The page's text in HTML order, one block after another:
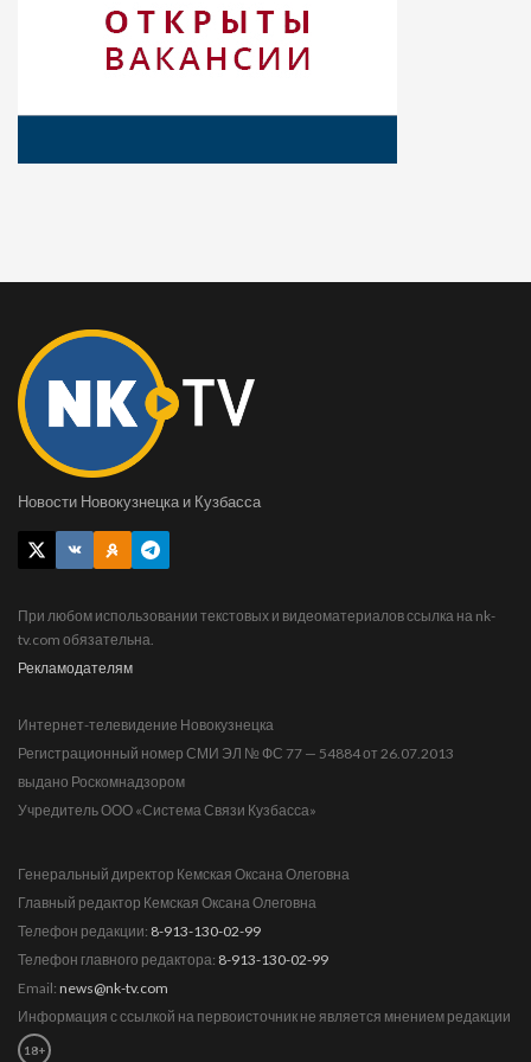
Новости Новокузнецка и Кузбасса
При любом использовании текстовых и видеоматериалов ссылка на nk-
tv.com обязательна.
Рекламодателям
Интернет-телевидение Новокузнецка
Регистрационный номер СМИ ЭЛ № ФС 77 — 54884 от 26.07.2013
выдано Роскомнадзором
Учредитель ООО «Система Связи Кузбасса»
Генеральный директор Кемская Оксана Олеговна
Главный редактор Кемская Оксана Олеговна
Телефон редакции: 8-913-130-02-99
Телефон главного редактора: 8-913-130-02-99
Email: news@nk-tv.com
Информация с ссылкой на первоисточник не является мнением редакции
18+